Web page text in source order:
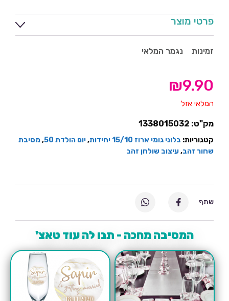
פרטי מוצר
זמינות נגמר המלאי
₪9.90
המלאי אזל
מק"ט: 1338015032
קטגוריות: בלוני גומי ארוז 15/10 יחידות ,יום הולדת 50 ,מסיבת
שחור זהב,עיצוב שולחן זהב
המסיבה מחכה - תנו לה עוד טאצ'
שתף